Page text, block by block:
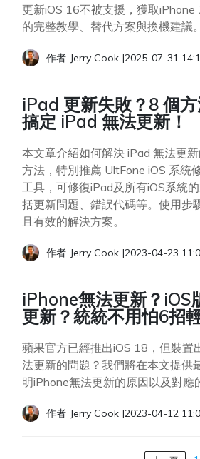
更新iOS 16不被支援，獲取iPhone
的完整教學、替代方案與換機建議
作者 Jerry Cook |2025-07-31
iPad 更新失敗？8 個
搞定 iPad 無法更新！
本文章介紹如何解決 iPad 無法更
方法，特別推薦 UltFone iOS 系統
工具，可修復iPad及所有iOS系統
括更新問題、錯誤代碼等。使用步
且有效的解決方案。
作者 Jerry Cook |2023-04-23
iPhone無法更新？iOS
更新？統統不用怕6招
蘋果官方已經推出iOS 18，但裝置
法更新的問題？我們將在本文提供
明iPhone無法更新的原因以及對應
作者 Jerry Cook |2023-04-12